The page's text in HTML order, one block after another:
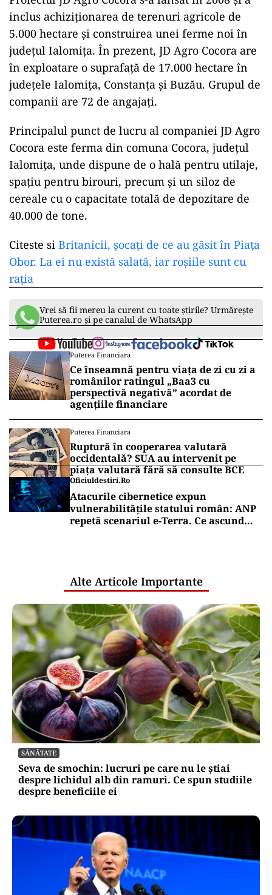
inclus achiziţionarea de terenuri agricole de
5.000 hectare şi construirea unei ferme noi în
judeţul Ialomiţa. În prezent, JD Agro Cocora are
în exploatare o suprafaţă de 17.000 hectare în
judeţele Ialomiţa, Constanţa şi Buzău. Grupul de
companii are 72 de angajaţi.
Principalul punct de lucru al companiei JD Agro
Cocora este ferma din comuna Cocora, judeţul
Ialomiţa, unde dispune de o hală pentru utilaje,
spaţiu pentru birouri, precum şi un siloz de
cereale cu o capacitate totală de depozitare de
40.000 de tone.
Citeste si Britanicii, șocați de ce au găsit în Piața
Obor. La ei nu există salată, iar roșiile sunt cu
rația
Vrei să fii mereu la curent cu toate știrile? Urmărește
Puterea.ro și pe canalul de WhatsApp
Puterea Financiara
Ce înseamnă pentru viața de zi cu zi a
românilor ratingul „Baa3 cu
perspectivă negativă” acordat de
agențiile financiare
Puterea Financiara
Ruptură în cooperarea valutară
occidentală? SUA au intervenit pe
piața valutară fără să consulte BCE
Oficiuldestiri.ro
Atacurile cibernetice expun
vulnerabilitățile statului român: ANP
repetă scenariul e‑Terra. Ce ascund
Alte Articole Importante
SĂNĂTATE
Seva de smochin: lucruri pe care nu le știai
despre lichidul alb din ramuri. Ce spun studiile
despre beneficiile ei